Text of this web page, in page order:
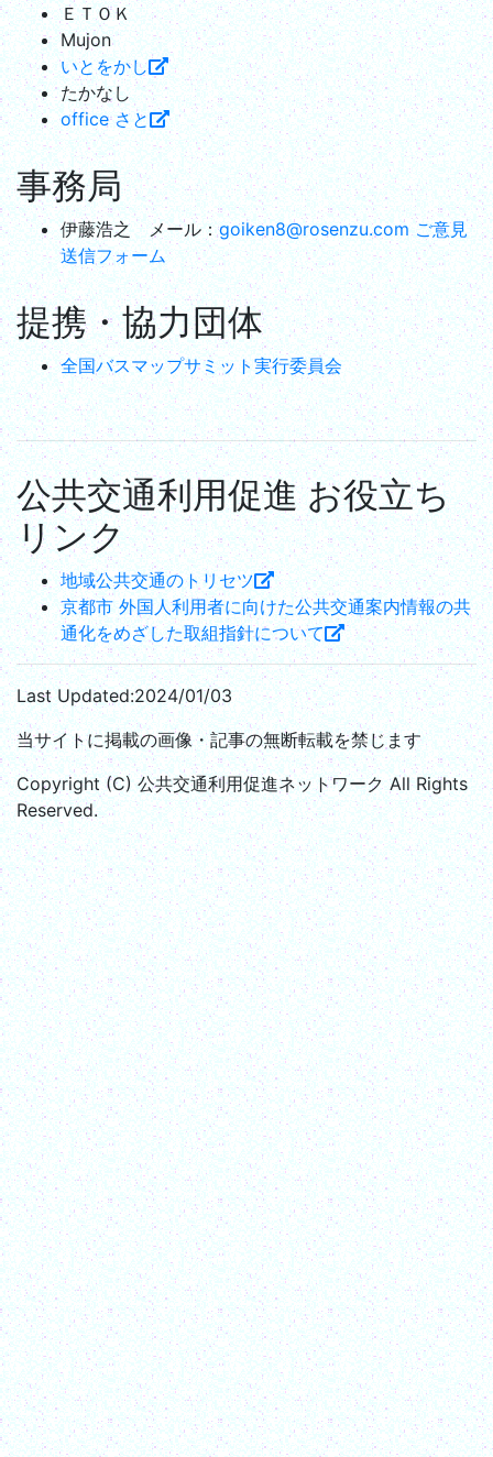
ＥＴＯＫ
Mujon
いとをかし
たかなし
office さと
事務局
伊藤浩之 メール：goiken8@rosenzu.com ご意見
送信フォーム
提携・協力団体
全国バスマップサミット実行委員会
公共交通利用促進 お役立ち
リンク
地域公共交通のトリセツ
京都市 外国人利用者に向けた公共交通案内情報の共
通化をめざした取組指針について
Last Updated:2024/01/03
当サイトに掲載の画像・記事の無断転載を禁じます
Copyright (C) 公共交通利用促進ネットワーク All Rights
Reserved.